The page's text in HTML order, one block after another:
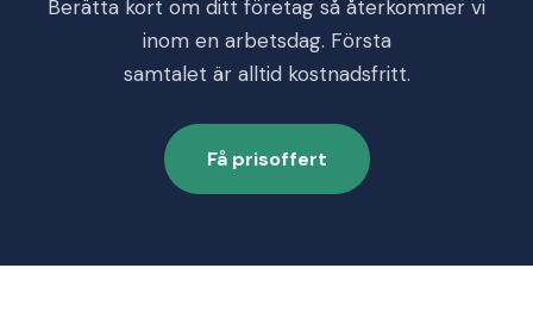
Berätta kort om ditt företag så återkommer vi
inom en arbetsdag. Första
samtalet är alltid kostnadsfritt.
Få prisoffert